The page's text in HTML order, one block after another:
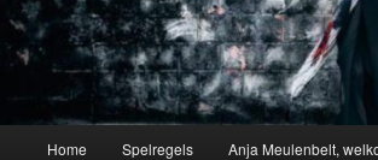
Home Spelregels Anja Meulenbelt,